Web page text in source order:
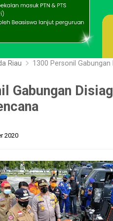
Riau 1300 Personil
Gabungan
2020